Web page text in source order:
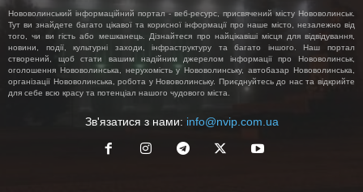
Нововолинський інформаційний портал - веб-ресурс, присвячений місту Нововолинськ.
Тут ви знайдете багато цікавої та корисної інформації про наше місто, незалежно від
того, чи ви гість або мешканець. Дізнайтеся про найцікавіші місця для відвідування,
новини, події, культурні заходи, інфраструктуру та багато іншого. Наш портал
створений, щоб стати вашим надійним джерелом інформації про Нововолинськ,
оголошення Нововолинська, нерухомість у Нововолинську, автобазар Нововолинська,
організації Нововолинська, робота у Нововолинську. Приєднуйтесь до нас та відкрийте
для себе всю красу та потенціал нашого чудового міста.
Зв'язатися з нами: info@nvip.com.ua